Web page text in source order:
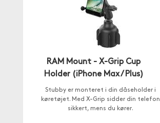
RAM Mount - X-Grip Cup
Holder (iPhone Max / Plus)
Stubby er monteret i din dåseholder i
køretøjet. Med X-Grip sidder din telefon
sikkert, mens du kører.